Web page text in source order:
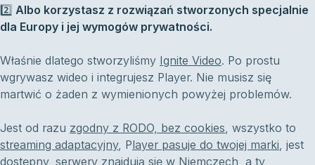
2️⃣ Albo korzystasz z rozwiązań stworzonych specjalnie
dla Europy i jej wymogów prywatności.
Właśnie dlatego stworzyliśmy Ignite Video. Po prostu
wgrywasz wideo i integrujesz Player. Nie musisz się
martwić o żaden z wymienionych powyżej problemów.
Jest od razu zgodny z RODO, bez cookies , wszystko to
streaming adaptacyjny, Player pasuje do twojej marki , jest
dostępny, serwery znajdują się w Niemczech, a ty